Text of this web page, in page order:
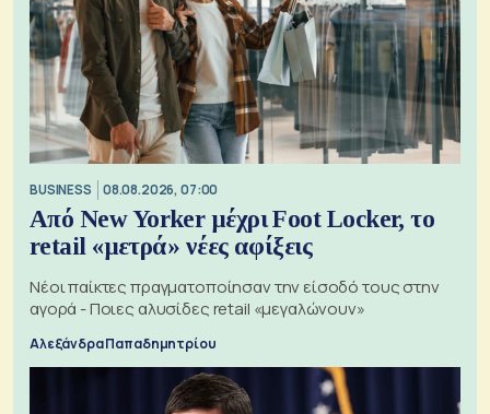
BUSINESS 08.08.2026, 07:00
Από New Yorker μέχρι Foot Locker, το
retail «μετρά» νέες αφίξεις
Νέοι παίκτες πραγματοποίησαν την είσοδό τους στην
αγορά - Ποιες αλυσίδες retail «μεγαλώνουν»
Αλεξάνδρα Παπαδημητρίου